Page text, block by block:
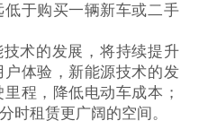
于购买一辆新车或二手
术的发展，将持续提升
体验，新能源技术的发
程，降低电动车成本；
时租赁更广阔的空间。